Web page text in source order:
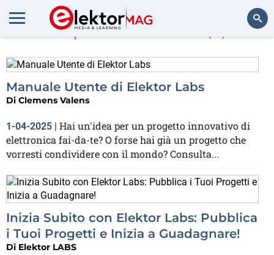
Di più suElektor
Manuale Utente di Elektor Labs
Di Clemens Valens
1-04-2025 | Hai un'idea per un progetto innovativo di
elettronica fai-da-te? O forse hai già un progetto che
vorresti condividere con il mondo? Consulta...
Inizia Subito con Elektor Labs: Pubblica
i Tuoi Progetti e Inizia a Guadagnare!
Di Elektor LABS